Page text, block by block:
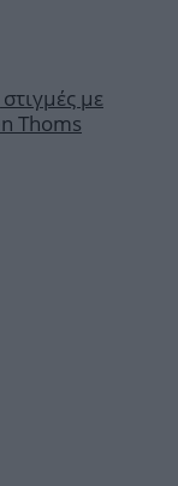
με
Thoms